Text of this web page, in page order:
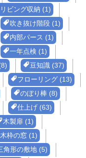
リビング収納 (1)
吹き抜け階段 (1)
内部パース (1)
一年点検 (1)
豆知識 (37)
フローリング (13)
のぼり棒 (8)
仕上げ (63)
木製扉 (1)
木枠の窓 (1)
角形の敷地 (5)